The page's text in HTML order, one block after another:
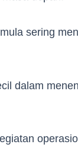
sering
dalam